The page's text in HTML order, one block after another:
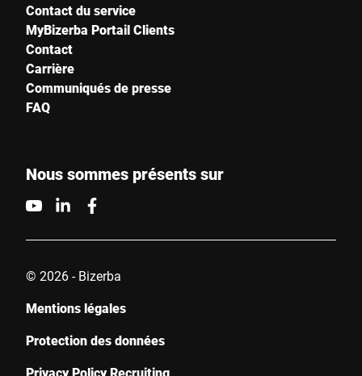
Contact du service
MyBizerba Portail Clients
Contact
Carrière
Communiqués de presse
FAQ
Nous sommes présents sur
© 2026 - Bizerba
Mentions légales
Protection des données
Privacy Policy Recruiting